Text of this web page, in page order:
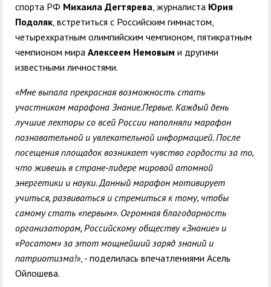
спорта РФ Михаила Дегтярева, журналиста Юрия
Подоляк, встретиться с Российским гимнастом,
четырехкратным олимпийским чемпионом, пятикратным
чемпионом мира Алексеем Немовым и другими
известными личностями.
«Мне выпала прекрасная возможность стать
участником марафона Знание.Первые. Каждый день
лучшие лекторы со всей России наполняли марафон
познавательной и увлекательной информацией. После
посещения площадок возникает чувство гордости за то,
что живешь в стране-лидере мировой атомной
энергетики и науки. Данный марафон мотивирует
учиться, развиваться и стремиться к тому, чтобы
самому стать «первым». Огромная благодарность
организаторам, Российскому обществу «Знание» и
«Росатом» за этот мощнейший заряд знаний и
патриотизма!», - поделилась впечатлениями Асель
Ойлошева.